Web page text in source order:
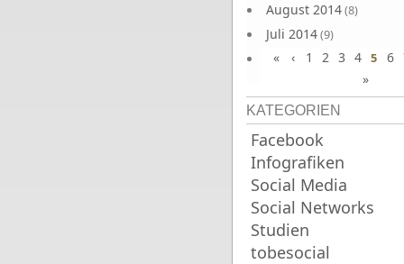
August 2014(8)
Juli 2014(9)
Juni 2014(8)
« ‹ 1 2 3 4 5 6
»
KATEGORIEN
Facebook
Infografiken
Social Media
Social Networks
Studien
tobesocial